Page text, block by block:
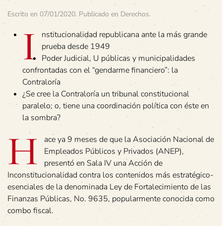
Escrito en 07/01/2020. Publicado en Derechos.
I nstitucionalidad republicana ante la más grande
prueba desde 1949
Poder Judicial, U públicas y municipalidades
confrontadas con el “gendarme financiero”: la
Contraloría
¿Se cree la Contraloría un tribunal constitucional
paralelo; o, tiene una coordinación política con éste en
la sombra?
H
ace ya 9 meses de que la Asociación Nacional de
Empleados Públicos y Privados (ANEP),
presentó en Sala IV una Acción de
Inconstitucionalidad contra los contenidos más estratégico-
esenciales de la denominada Ley de Fortalecimiento de las
Finanzas Públicas, No. 9635, popularmente conocida como
combo fiscal.